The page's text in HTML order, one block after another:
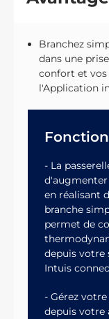
Branchez
dans une
confort et vos
l'Application
- La
en réalisant
branche
permet de
depuis votre
Intuis
- Gérez
depuis votre